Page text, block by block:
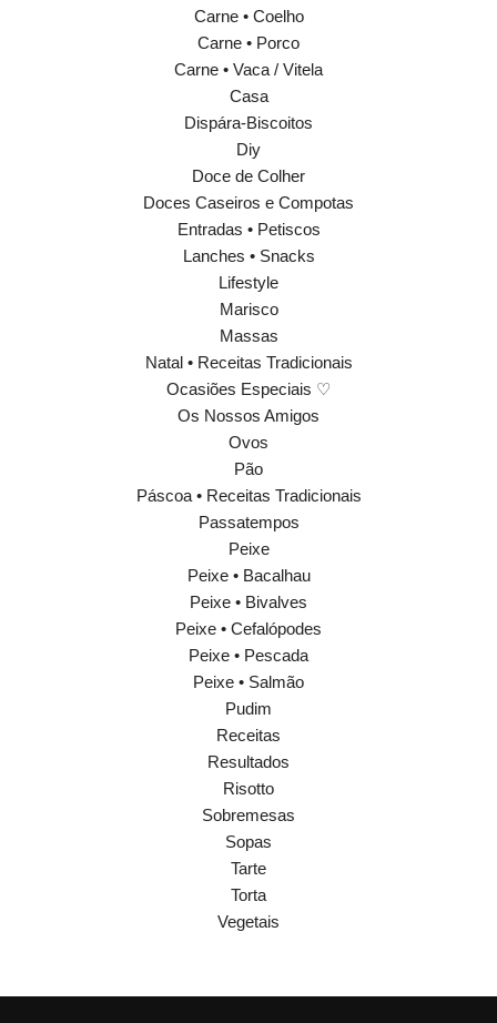
Carne • Coelho
Carne • Porco
Carne • Vaca / Vitela
Casa
Dispára-Biscoitos
Diy
Doce de Colher
Doces Caseiros e Compotas
Entradas • Petiscos
Lanches • Snacks
Lifestyle
Marisco
Massas
Natal • Receitas Tradicionais
Ocasiões Especiais ♡
Os Nossos Amigos
Ovos
Pão
Páscoa • Receitas Tradicionais
Passatempos
Peixe
Peixe • Bacalhau
Peixe • Bivalves
Peixe • Cefalópodes
Peixe • Pescada
Peixe • Salmão
Pudim
Receitas
Resultados
Risotto
Sobremesas
Sopas
Tarte
Torta
Vegetais